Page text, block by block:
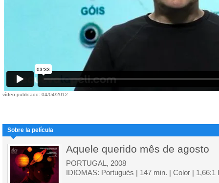
vídeo publicado: 04/04/2012
Sobre la película
Aquele querido mês de agosto
PORTUGAL, 2008
IDIOMAS: Portugués | 147 min. | Color | 1,66:1